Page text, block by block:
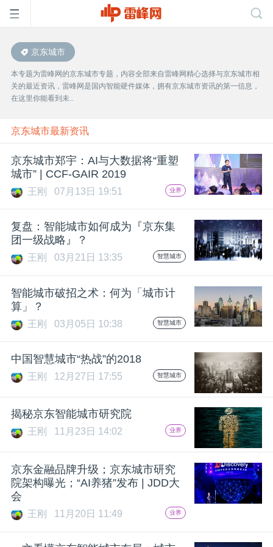
首
页
雷
峰
公
课
动
中
京东城市
本专题为雷峰网的京东城市专题，内容全部来自雷峰网精心选择与京东城市相
关的最近资讯，雷峰网是国内智能硬件媒体，拥有京东城市资讯的第一信息，
在这里你能看到未..
京东城市最新资讯
京东城市郑宇：AI与大数据将“重塑
城市” | CCF-GAIR 2019
王刚 07月13日 19:51 业界
复盘：智能城市如何成为『京东集
团一级战略』？
王刚 03月21日 13:35 智慧城市
智能城市破招之术：何为「城市计
算」？
王刚 03月05日 10:38 智慧城市
中国智慧城市“热战”的2018
王刚 12月27日 17:55 智慧城市
揭秘京东智能城市研究院
王刚 11月23日 14:02 业界
京东金融品牌升级；京东城市研究
院架构曝光；“AI养猪”发布 | JDD大
会
王刚 11月20日 11:49 业界